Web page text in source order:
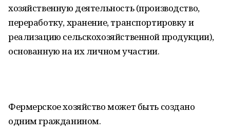
хозяйственную деятельность (производство,
переработку, хранение, транспортировку и
реализацию сельскохозяйственной продукции),
основанную на их личном участии.
Фермерское хозяйство может быть создано
одним гражданином.